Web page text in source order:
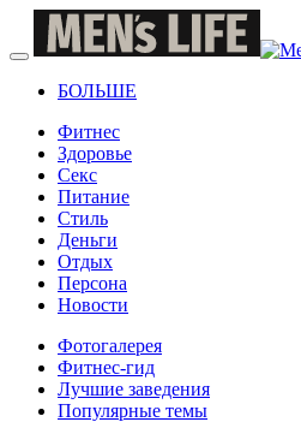
БОЛЬШЕ
Фитнес
Здоровье
Секс
Питание
Стиль
Деньги
Отдых
Персона
Новости
Фотогалерея
Фитнес-гид
Лучшие заведения
Популярные темы